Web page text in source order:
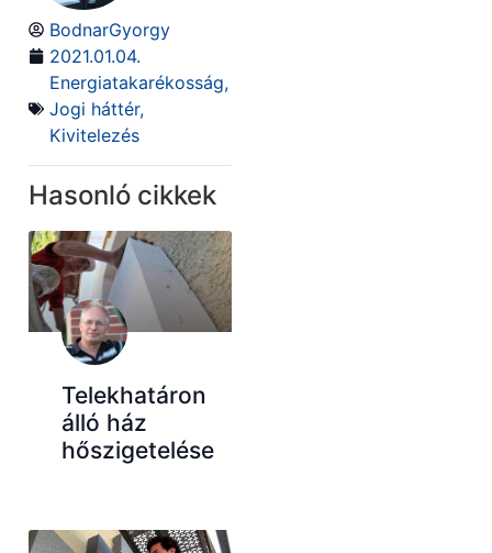
BodnarGyorgy
2021.01.04.
Energiatakarékosság,
Jogi háttér,
Kivitelezés
Hasonló cikkek
Telekhatáron
álló ház
hőszigetelése